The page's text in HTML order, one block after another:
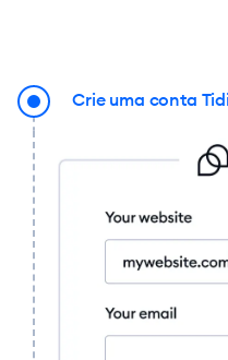
Crie uma conta